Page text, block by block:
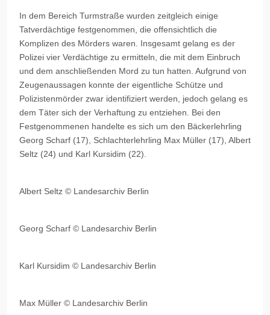
In dem Bereich Turmstraße wurden zeitgleich einige
Tatverdächtige festgenommen, die offensichtlich die
Komplizen des Mörders waren. Insgesamt gelang es der
Polizei vier Verdächtige zu ermitteln, die mit dem Einbruch
und dem anschließenden Mord zu tun hatten. Aufgrund von
Zeugenaussagen konnte der eigentliche Schütze und
Polizistenmörder zwar identifiziert werden, jedoch gelang es
dem Täter sich der Verhaftung zu entziehen. Bei den
Festgenommenen handelte es sich um den Bäckerlehrling
Georg Scharf (17), Schlachterlehrling Max Müller (17), Albert
Seltz (24) und Karl Kursidim (22).
Albert Seltz © Landesarchiv Berlin
Georg Scharf © Landesarchiv Berlin
Karl Kursidim © Landesarchiv Berlin
Max Müller © Landesarchiv Berlin